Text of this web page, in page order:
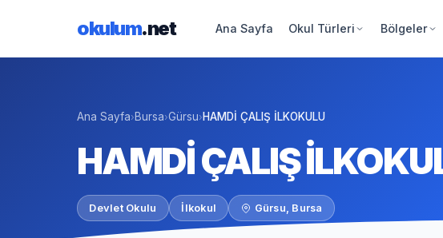
okulum.net Ana Sayfa Okul Türleri Bölgeler
Ana Sayfa› Bursa›Gürsu› HAMDİ ÇALIŞ İLKOKULU
HAMDİ ÇALIŞ
Devlet Okulu İlkokul Gürsu, Bursa